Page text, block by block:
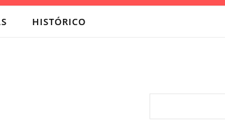
HISTÓRICO